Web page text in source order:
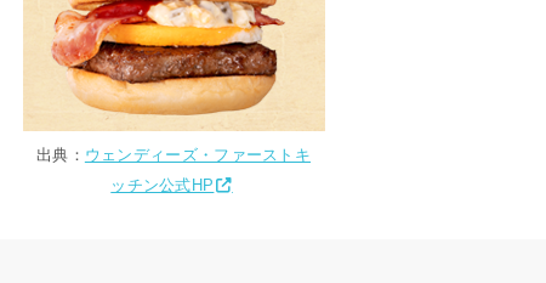
出典： ウェンディーズ・ファーストキ
ッチン公式HP